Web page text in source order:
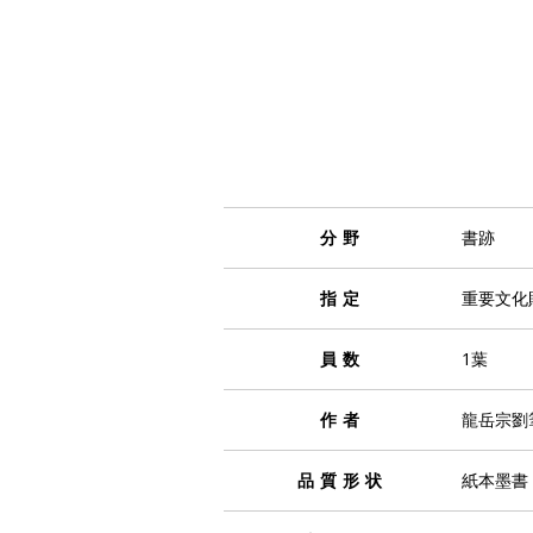
分野 書跡
指定 重要文
員数 1葉
作者 龍岳宗
品質形状 紙本墨書